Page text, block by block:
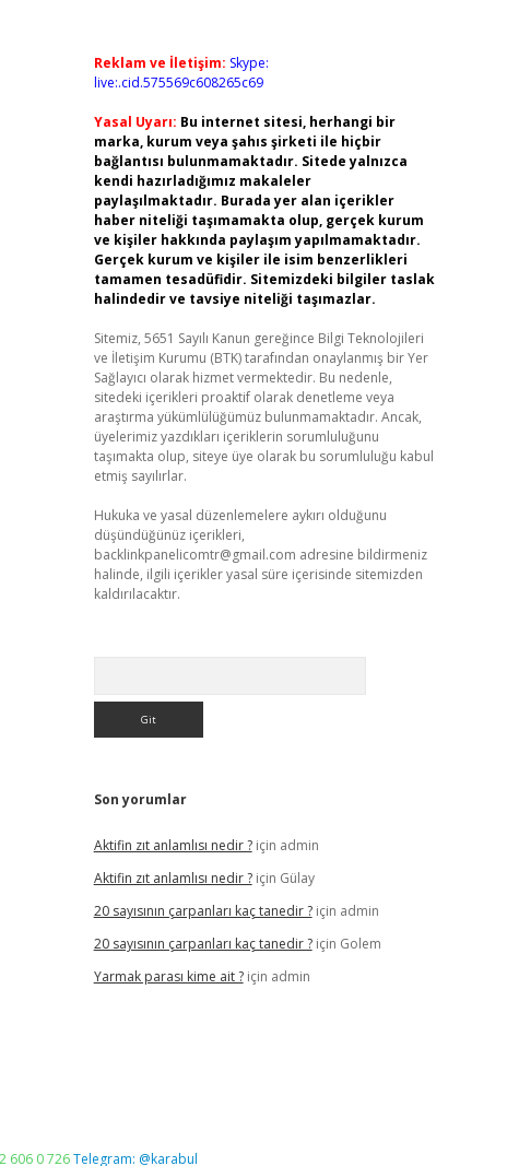
Reklam ve İletişim: Skype:
live:.cid.575569c608265c69
Yasal Uyarı: Bu internet sitesi, herhangi bir
marka, kurum veya şahıs şirketi ile hiçbir
bağlantısı bulunmamaktadır. Sitede yalnızca
kendi hazırladığımız makaleler
paylaşılmaktadır. Burada yer alan içerikler
haber niteliği taşımamakta olup, gerçek kurum
ve kişiler hakkında paylaşım yapılmamaktadır.
Gerçek kurum ve kişiler ile isim benzerlikleri
tamamen tesadüfidir. Sitemizdeki bilgiler taslak
halindedir ve tavsiye niteliği taşımazlar.
Sitemiz, 5651 Sayılı Kanun gereğince Bilgi Teknolojileri
ve İletişim Kurumu (BTK) tarafından onaylanmış bir Yer
Sağlayıcı olarak hizmet vermektedir. Bu nedenle,
sitedeki içerikleri proaktif olarak denetleme veya
araştırma yükümlülüğümüz bulunmamaktadır. Ancak,
üyelerimiz yazdıkları içeriklerin sorumluluğunu
taşımakta olup, siteye üye olarak bu sorumluluğu kabul
etmiş sayılırlar.
Hukuka ve yasal düzenlemelere aykırı olduğunu
düşündüğünüz içerikleri,
backlinkpanelicomtr@gmail.com adresine bildirmeniz
halinde, ilgili içerikler yasal süre içerisinde sitemizden
kaldırılacaktır.
Son yorumlar
Aktifin zıt anlamlısı nedir ?için admin
Aktifin zıt anlamlısı nedir ?için Gülay
20 sayısının çarpanları kaç tanedir ?için admin
20 sayısının çarpanları kaç tanedir ?için Golem
Yarmak parası kime ait ?için admin
606 0 726Telegram: @karabul